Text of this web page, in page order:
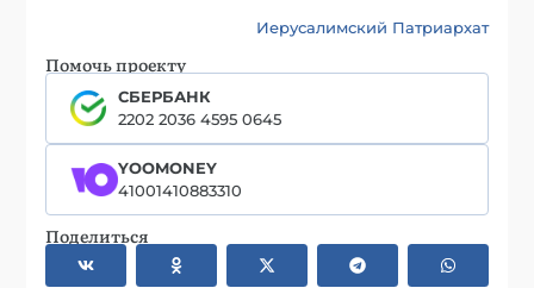
Иерусалимский Патриархат
Помочь проекту
СБЕРБАНК
2202 2036 4595 0645
YOOMONEY
41001410883310
Поделиться